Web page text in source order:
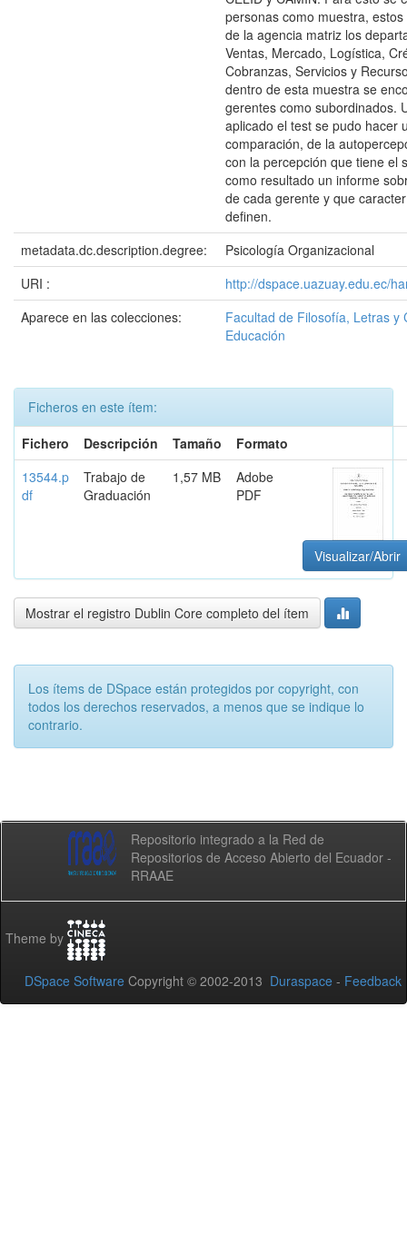
personas como muestra,
de la agencia matriz los
Ventas, Mercado, Logística,
Cobranzas, Servicios y
dentro de esta muestra se
gerentes como subordinados.
aplicado el test se pudo hacer
comparación, de la
con la percepción que tiene el
como resultado un informe
de cada gerente y que
definen.
metadata.dc.description.degree:
Psicología Organizacional
URI :
http://dspace.uazuay.edu.ec/
Aparece en las colecciones:
Facultad de Filosofía, Letras y
Educación
Ficheros en este ítem:
Fichero
Descripción Tamaño
Formato
13544.p
df
Trabajo de
Graduación
1,57 MB
Adobe
PDF
Visualizar/Abrir
Mostrar el registro Dublin Core completo del ítem
Los ítems de DSpace están protegidos por copyright, con
todos los derechos reservados, a menos que se indique lo
contrario.
Repositorio integrado a la Red de
Repositorios de Acceso Abierto del Ecuador -
RRAAE
Theme by
DSpace Software Copyright © 2002-2013 Duraspace - Feedback